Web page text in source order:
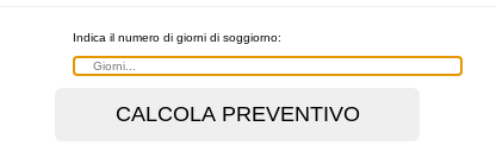
Indica il numero di giorni di soggiorno: